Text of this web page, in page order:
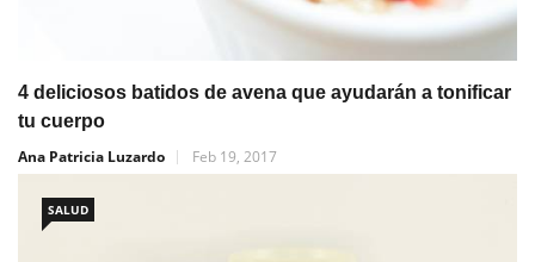
4 deliciosos batidos de avena que ayudarán a tonificar
tu cuerpo
Ana Patricia Luzardo
Feb 19, 2017
SALUD